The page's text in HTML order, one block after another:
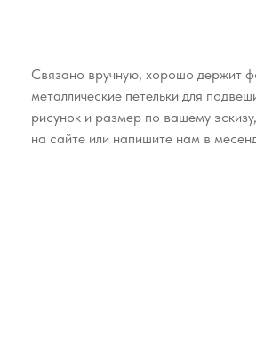
Связано вручную, хорошо держит
металлические петельки для
рисунок и размер по вашему
на сайте или напишите нам в